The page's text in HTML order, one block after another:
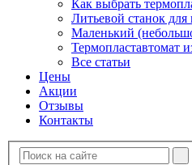
Как выбрать
Литьевой станок для
Маленький
Термопластавтомат
Все статьи
Цены
Акции
Отзывы
Контакты